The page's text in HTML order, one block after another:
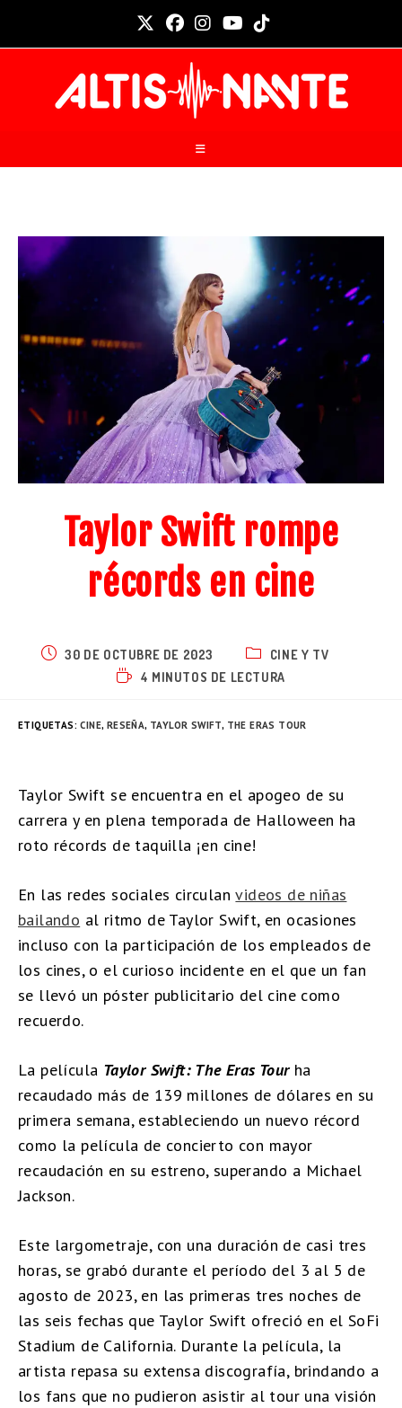
Taylor Swift rompe
récords en cine
30 DE OCTUBRE DE 2023
CINE Y TV
4 MINUTOS DE LECTURA
ETIQUETAS:CINE, RESEÑA, TAYLOR SWIFT, THE ERAS TOUR
Taylor Swift se encuentra en el apogeo de su
carrera y en plena temporada de Halloween ha
roto récords de taquilla ¡en cine!
En las redes sociales circulanvideos de niñas
bailando al ritmo de Taylor Swift, en ocasiones
incluso con la participación de los empleados de
los cines, o el curioso incidente en el que un fan
se llevó un póster publicitario del cine como
recuerdo.
La película Taylor Swift: The Eras Tourha
recaudado más de 139 millones de dólares en su
primera semana, estableciendo un nuevo récord
como la película de concierto con mayor
recaudación en su estreno, superando a Michael
Jackson.
Este largometraje, con una duración de casi tres
horas, se grabó durante el período del 3 al 5 de
agosto de 2023, en las primeras tres noches de
las seis fechas que Taylor Swift ofreció en el SoFi
Stadium de California. Durante la película, la
artista repasa su extensa discografía, brindando a
los fans que no pudieron asistir al tour una visión